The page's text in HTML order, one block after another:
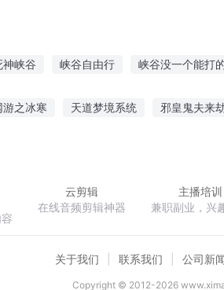
神峡谷 峡谷自由行 峡谷没一个能打
游之冰寒 天道梦境系统 邪皇鬼夫来
云剪辑
在线音频剪辑神器
主播培训
兼职副业，兴
关于我们 联系我们 公司新
Copyright © 2012-2026